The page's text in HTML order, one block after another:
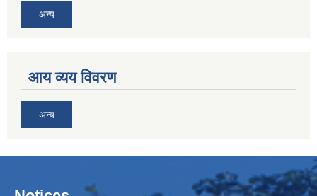
अन्य
आय व्यय विवरण
अन्य